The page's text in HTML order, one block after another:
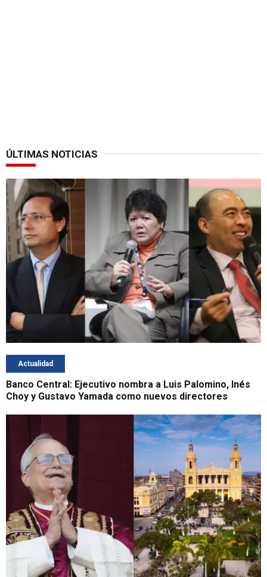
ÚLTIMAS NOTICIAS
Actualidad
Banco Central: Ejecutivo nombra a Luis Palomino, Inés
Choy y Gustavo Yamada como nuevos directores